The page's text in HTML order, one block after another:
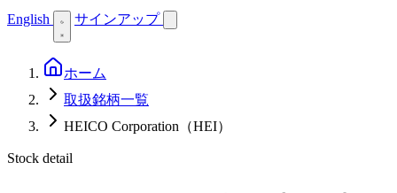
English サインアップ
ホーム
取扱銘柄一覧
HEICO Corporation（HEI）
Stock detail